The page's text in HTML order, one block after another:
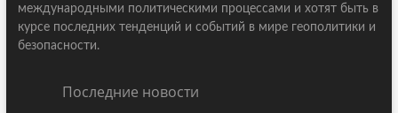
международными политическими процессами и хотят быть в
курсе последних тенденций и событий в мире геополитики и
безопасности.
Последние новости